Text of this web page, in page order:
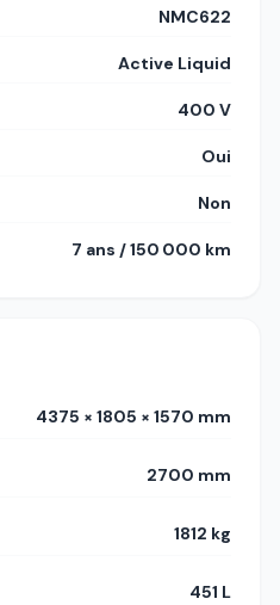
NMC622
Active Liquid
400 V
Oui
Non
7 ans / 150 000 km
4375 × 1805 × 1570 mm
2700 mm
1812 kg
451 L